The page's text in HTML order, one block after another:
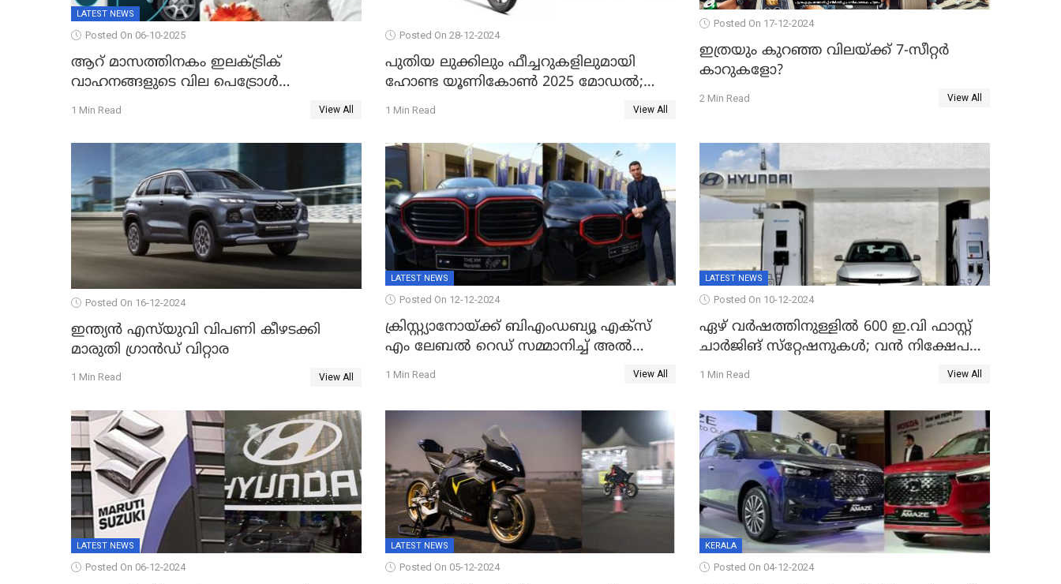
LATEST NEWS
Posted On 06-10-2025
ആറ് മാസത്തിനകം ഇലക്‌ട്രിക്
വാഹനങ്ങളുടെ വില പെട്രോൾ
വാഹനങ്ങൾക്ക് തുല്യമാകും: കേന്ദ്രമന്ത്രി
1 Min Read View All
Posted On 28-12-2024
പുതിയ ലുക്കിലും ഫീച്ചറുകളിലുമായി
ഹോണ്ട യൂണികോൺ 2025 മോഡൽ;
ലക്ഷം കടന്ന് വിലയും
1 Min Read View All
Posted On 17-12-2024
ഇത്രയും കുറഞ്ഞ വിലയ്ക്ക് 7-സീറ്റർ
കാറുകളോ?
2 Min Read View All
Posted On 16-12-2024
ഇന്ത്യൻ എസ്‌യുവി വിപണി കീഴടക്കി
മാരുതി ഗ്രാൻഡ് വിറ്റാര
1 Min Read View All
LATEST NEWS
Posted On 12-12-2024
ക്രിസ്റ്റ്യാനോയ്ക്ക് ബിഎംഡബ്യൂ എക്‌സ്
എം ലേബല്‍ റെഡ് സമ്മാനിച്ച് അല്‍
നസര്‍
1 Min Read View All
LATEST NEWS
Posted On 10-12-2024
ഏഴ് വർഷത്തിനുള്ളിൽ 600 ഇ.വി ഫാസ്റ്റ്
ചാര്‍ജിങ് സ്‌റ്റേഷനുകൾ; വൻ നിക്ഷേപ
പദ്ധതിയുമായി ഹ്യൂണ്ടായ്
1 Min Read View All
LATEST NEWS
Posted On 06-12-2024
LATEST NEWS
Posted On 05-12-2024
KERALA
Posted On 04-12-2024